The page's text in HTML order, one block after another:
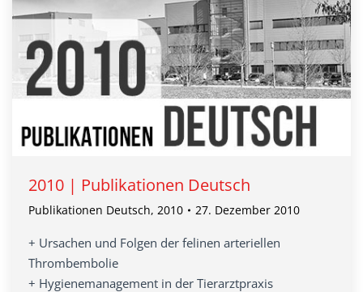
2010 | Publikationen Deutsch
Publikationen Deutsch, 2010 27. Dezember 2010
+ Ursachen und Folgen der felinen arteriellen
Thrombembolie
+ Hygienemanagement in der Tierarztpraxis